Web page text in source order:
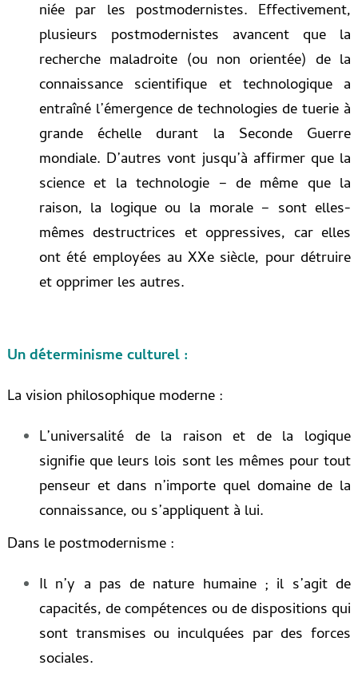
niée par les postmodernistes. Effectivement,
plusieurs postmodernistes avancent que la
recherche maladroite (ou non orientée) de la
connaissance scientifique et technologique a
entraîné l’émergence de technologies de tuerie à
grande échelle durant la Seconde Guerre
mondiale. D’autres vont jusqu’à affirmer que la
science et la technologie – de même que la
raison, la logique ou la morale – sont elles-
mêmes destructrices et oppressives, car elles
ont été employées au XXe siècle, pour détruire
et opprimer les autres.
Un déterminisme culturel :
La vision philosophique moderne :
L’universalité de la raison et de la logique
signifie que leurs lois sont les mêmes pour tout
penseur et dans n’importe quel domaine de la
connaissance, ou s’appliquent à lui.
Dans le postmodernisme :
Il n’y a pas de nature humaine ; il s’agit de
capacités, de compétences ou de dispositions qui
sont transmises ou inculquées par des forces
sociales.